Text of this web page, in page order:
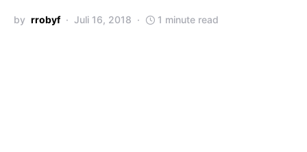
by rrobyf Juli 16, 2018 1 minute read